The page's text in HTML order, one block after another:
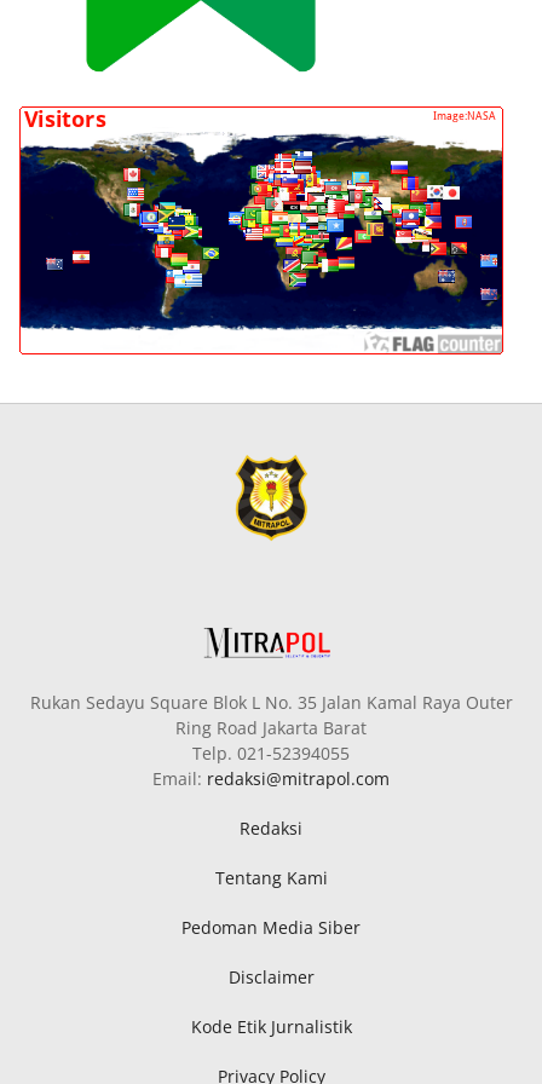
Rukan Sedayu Square Blok L No. 35 Jalan Kamal Raya Outer
Ring Road Jakarta Barat
Telp. 021-52394055
Email: redaksi@mitrapol.com
Redaksi
Tentang Kami
Pedoman Media Siber
Disclaimer
Kode Etik Jurnalistik
Privacy Policy